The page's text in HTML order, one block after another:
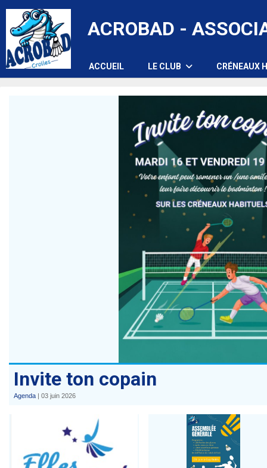
ACROBAD -
ACCUEIL LE CLUB CRÉNEAUX
Invite ton copain
Agenda | 03 juin 2026